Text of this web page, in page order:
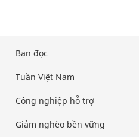
Bạn đọc
Tuần Việt Nam
Công nghiệp hỗ trợ
Giảm nghèo bền vững